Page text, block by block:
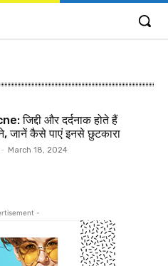
जिद्दी और दर्दनाक होते हैं
जानें कैसे पाएं इनसे छुटकारा
- March 18, 2024
-